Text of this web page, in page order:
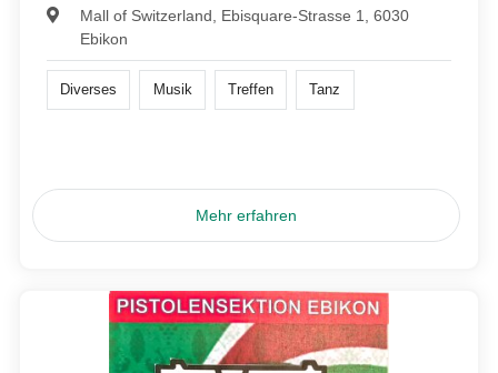
Mall of Switzerland, Ebisquare-Strasse 1, 6030
Ebikon
Diverses Musik Treffen Tanz
Mehr erfahren